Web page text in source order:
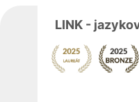
LINK -